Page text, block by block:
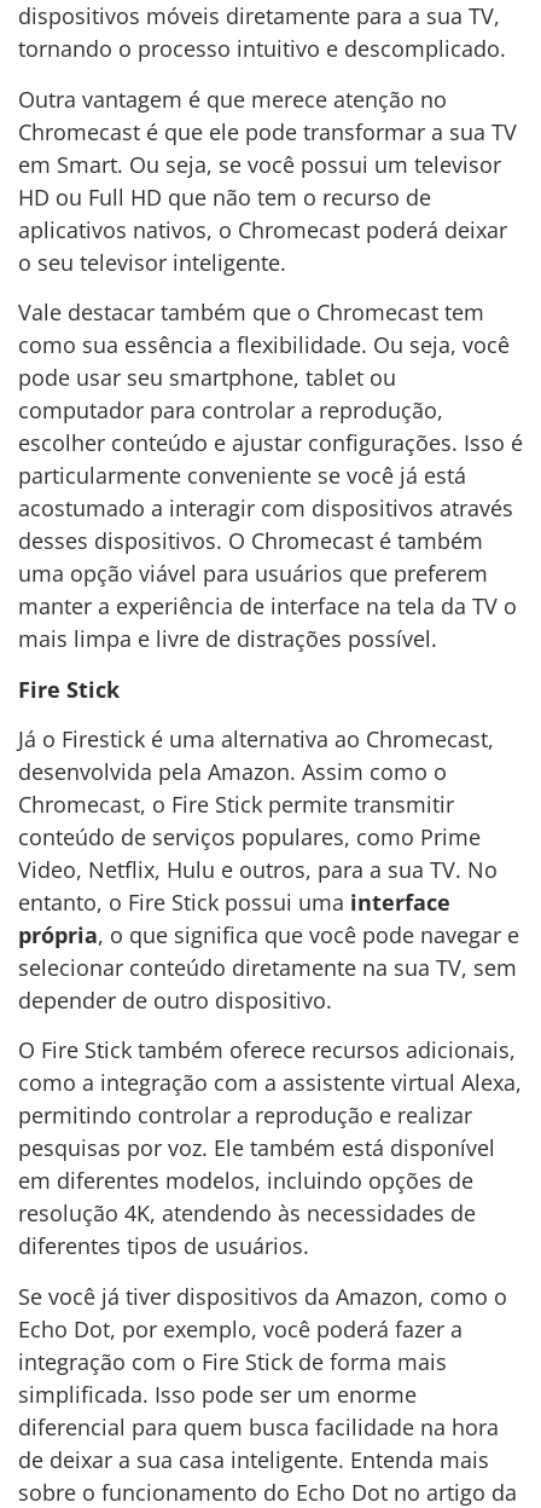
dispositivos móveis diretamente para a sua TV,
tornando o processo intuitivo e descomplicado.
Outra vantagem é que merece atenção no
Chromecast é que ele pode transformar a sua TV
em Smart. Ou seja, se você possui um televisor
HD ou Full HD que não tem o recurso de
aplicativos nativos, o Chromecast poderá deixar
o seu televisor inteligente.
Vale destacar também que o Chromecast tem
como sua essência a flexibilidade. Ou seja, você
pode usar seu smartphone, tablet ou
computador para controlar a reprodução,
escolher conteúdo e ajustar configurações. Isso é
particularmente conveniente se você já está
acostumado a interagir com dispositivos através
desses dispositivos. O Chromecast é também
uma opção viável para usuários que preferem
manter a experiência de interface na tela da TV o
mais limpa e livre de distrações possível.
Fire Stick
Já o Firestick é uma alternativa ao Chromecast,
desenvolvida pela Amazon. Assim como o
Chromecast, o Fire Stick permite transmitir
conteúdo de serviços populares, como Prime
Video, Netflix, Hulu e outros, para a sua TV. No
entanto, o Fire Stick possui uma interface
própria, o que significa que você pode navegar e
selecionar conteúdo diretamente na sua TV, sem
depender de outro dispositivo.
O Fire Stick também oferece recursos adicionais,
como a integração com a assistente virtual Alexa,
permitindo controlar a reprodução e realizar
pesquisas por voz. Ele também está disponível
em diferentes modelos, incluindo opções de
resolução 4K, atendendo às necessidades de
diferentes tipos de usuários.
Se você já tiver dispositivos da Amazon, como o
Echo Dot, por exemplo, você poderá fazer a
integração com o Fire Stick de forma mais
simplificada. Isso pode ser um enorme
diferencial para quem busca facilidade na hora
de deixar a sua casa inteligente. Entenda mais
sobre o funcionamento do Echo Dot no artigo da